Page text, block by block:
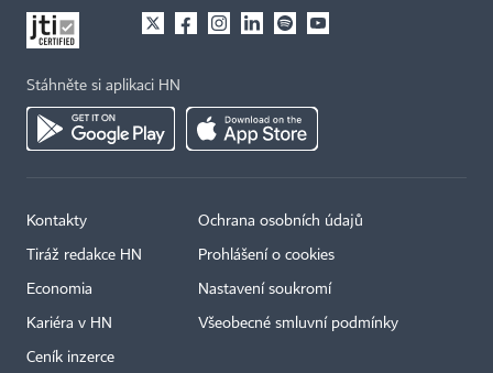
Stáhněte si aplikaci HN
Kontakty
Tiráž redakce HN
Economia
Kariéra v HN
Ceník inzerce
Ochrana osobních údajů
Prohlášení o cookies
Nastavení soukromí
Všeobecné smluvní podmínky